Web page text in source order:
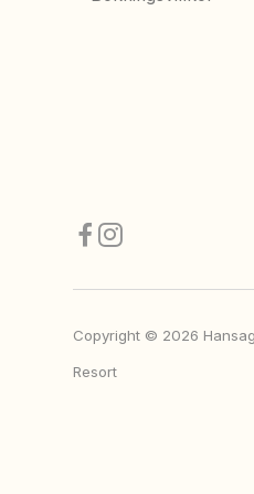
Copyright © 2026
Resort